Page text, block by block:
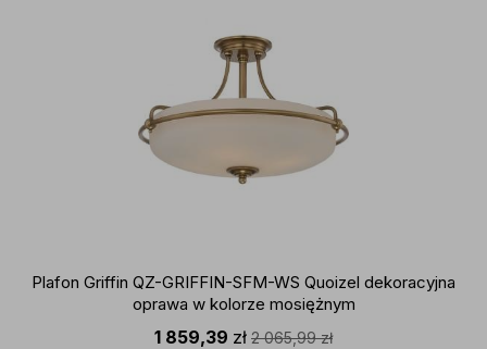
Plafon Griffin QZ-GRIFFIN-SFM-WS Quoizel dekoracyjna
oprawa w kolorze mosiężnym
1 859,39 zł 2 065,99zł